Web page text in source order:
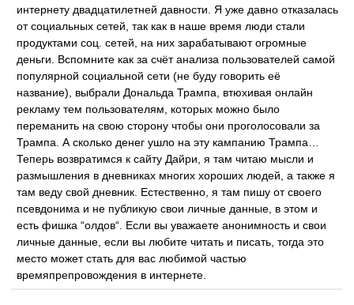
интернету двадцатилетней давности. Я уже давно отказалась
от социальных сетей, так как в наше время люди стали
продуктами соц. сетей, на них зарабатывают огромные
деньги. Вспомните как за счёт анализа пользователей самой
популярной социальной сети (не буду говорить её
название), выбрали Дональда Трампа, втюхивая онлайн
рекламу тем пользователям, которых можно было
переманить на свою сторону чтобы они проголосовали за
Трампа. А сколько денег ушло на эту кампанию Трампа…
Теперь возвратимся к сайту Дайри, я там читаю мысли и
размышления в дневниках многих хороших людей, а также я
там веду свой дневник. Естественно, я там пишу от своего
псевдонима и не публикую свои личные данные, в этом и
есть фишка “олдов“. Если вы уважаете анонимность и свои
личные данные, если вы любите читать и писать, тогда это
место может стать для вас любимой частью
времяпрепровождения в интернете.